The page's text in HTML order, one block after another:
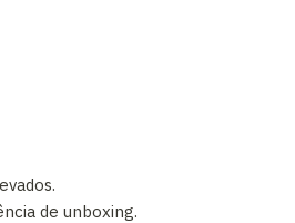
de unboxing.